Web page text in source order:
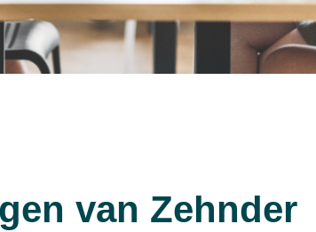
van Zehnder